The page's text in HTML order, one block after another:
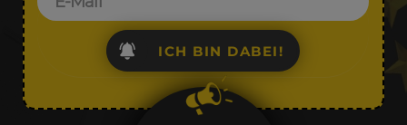
ICH BIN DABEI!